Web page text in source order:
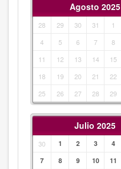
Agosto 2025
28 29 30 31 1
4
5 6 7 8
11
12 13 14 15
18
19 20 21 22
25
26 27 28 29
Julio 2025
30 1 2 3 4
7
8 9 10 11